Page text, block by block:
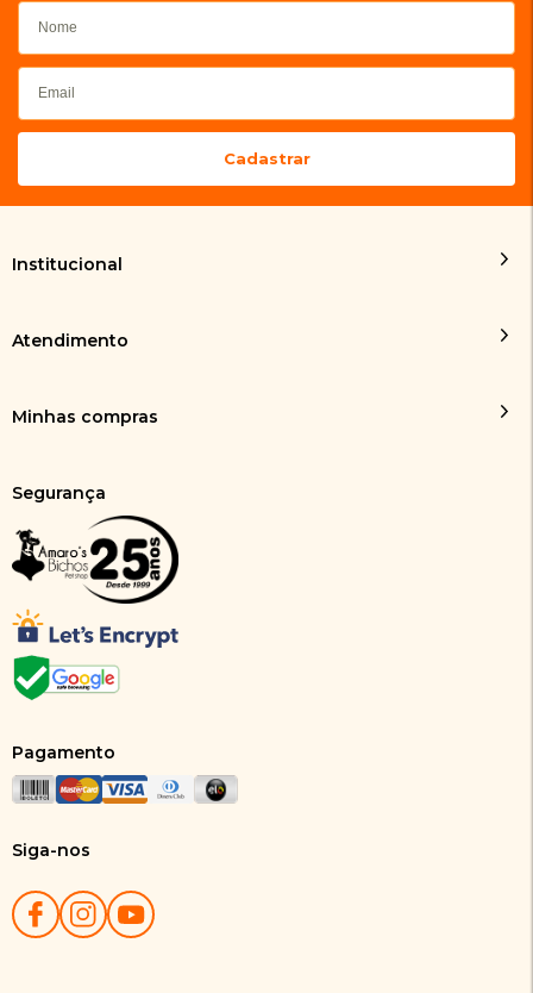
Institucional
Atendimento
Minhas compras
Segurança
Pagamento
Siga-nos